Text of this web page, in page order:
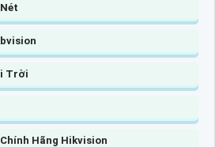
Trời
Hãng Hikvision